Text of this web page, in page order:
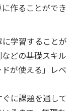
作ることができ
学習することが
どの基礎スキル
が使える」レベ
に課題を通して